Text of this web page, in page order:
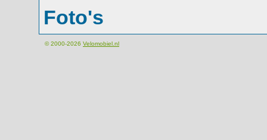
Foto's
© 2000-2026 Velomobiel.nl